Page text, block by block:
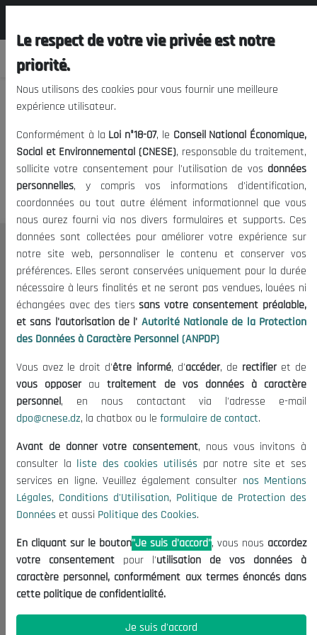
Nous vous prions de nous
excuser, mais l'accès à ce
contenu est restreint.
Le CNESE
A Propos
Le président
Organisation
Publications
Informations utiles
Appels d'offres et Consultations
Mentions Légales
Conditions d'Utilisation
Politique de Protection des Données
Politique des Cookies
Nous Contacter
(+213) 021 98 01 00|01|02
contact@cnese.dz
Suggestions ou Initiatives ?
Newsletter
dernières nouvelles.
Le respect de votre vie privée est notre
priorité.
Nous utilisons des cookies pour vous fournir une meilleure
expérience utilisateur.
Conformément à la Loi n°18-07, le Conseil National Économique,
Social et Environnemental (CNESE), responsable du traitement,
sollicite votre consentement pour l'utilisation de vos données
personnelles, y compris vos informations d'identification,
coordonnées ou tout autre élément informationnel que vous
nous aurez fourni via nos divers formulaires et supports. Ces
données sont collectées pour améliorer votre expérience sur
notre site web, personnaliser le contenu et conserver vos
préférences. Elles seront conservées uniquement pour la durée
nécessaire à leurs finalités et ne seront pas vendues, louées ni
échangées avec des tierssans votre consentement préalable,
et sans l'autorisation de l' Autorité Nationale de la Protection
des Données à Caractère Personnel (ANPDP)
Vous avez le droit d'être informé, d'accéder, de rectifieret de
vous opposerautraitement de vos données à caractère
personnel, en nous contactant via l'adresse e-mail
dpo@cnese.dz, la chatbox ou le formulaire de contact.
Avant de donner votre consentement, nous vous invitons à
consulter la liste des cookies utilisés par notre site et ses
services en ligne. Veuillez également consulter nos Mentions
Légales, Conditions d'Utilisation, Politique de Protection des
Données et aussi Politique des Cookies.
En cliquant sur le bouton"Je suis d'accord", vous nous accordez
votre consentement pour l'utilisation de vos données à
caractère personnel, conformément aux termes énoncés dans
cette politique de confidentialité.
Je suis d'accord